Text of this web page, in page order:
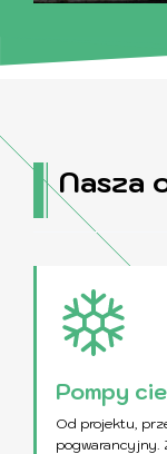
Nasza
Pompy
Od projektu,
pogwarancyjny.